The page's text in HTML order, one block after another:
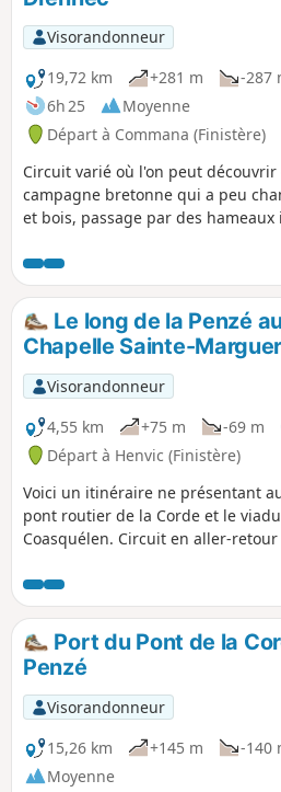
alimenté par l'Élorn.Passage par des
hameaux au beau bâti traditionnel
que l'imposante allée couverte du
Mougau (entre 3000 et 2500 avant
Visorandonneur
19,72 km
+281 m
-287
6h 25
Moyenne
Départ à Commana (Finistère)
Circuit varié où l'on peut découvrir
campagne bretonne qui a peu
et bois, passage par des
Le long de la Penzé
Chapelle Sainte-
Visorandonneur
4,55 km
+75 m -69 m
Départ à Henvic (Finistère)
Voici un itinéraire ne présentant
pont routier de la Corde et le
Coasquélen. Circuit en aller-
panneaux d'informations l'histoire
mer.
Port du Pont de la
Penzé
Visorandonneur
15,26 km
+145 m -140
Moyenne